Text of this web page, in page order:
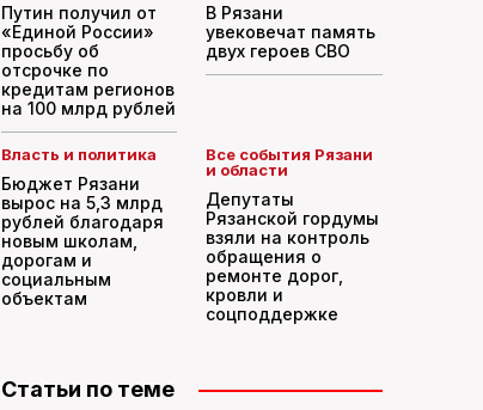
Путин получил от
«Единой России»
просьбу об
отсрочке по
кредитам регионов
на 100 млрд рублей
В Рязани
увековечат память
двух героев СВО
Власть и политика
Бюджет Рязани
вырос на 5,3 млрд
рублей благодаря
новым школам,
дорогам и
социальным
объектам
Все события Рязани
и области
Депутаты
Рязанской гордумы
взяли на контроль
обращения о
ремонте дорог,
кровли и
соцподдержке
Статьи по теме